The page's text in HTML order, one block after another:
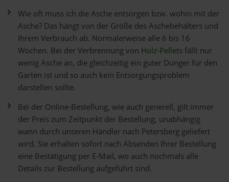
Wie oft muss ich die Asche entsorgen bzw. wohin mit der
Asche? Das hängt von der Größe des Aschebehälters und
Ihrem Verbrauch ab. Normalerweise alle 6 bis 16
Wochen. Bei der Verbrennung von Holz-Pelletsfällt nur
wenig Asche an, die gleichzeitig ein guter Dünger für den
Garten ist und so auch kein Entsorgungsproblem
darstellen sollte.
Bei der Online-Bestellung, wie auch generell, gilt immer
der Preis zum Zeitpunkt der Bestellung, unabhängig
wann durch unseren Händler nach Petersberg geliefert
wird. Sie erhalten sofort nach Absenden Ihrer Bestellung
eine Bestätigung per E-Mail, wo auch nochmals alle
Details zur Bestellung aufgeführt sind.